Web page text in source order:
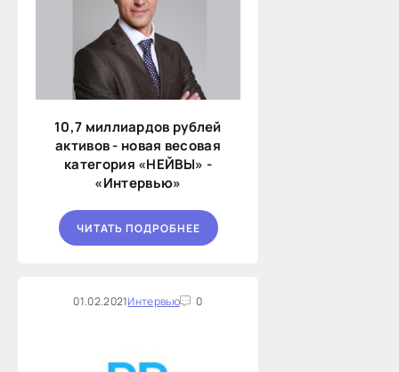
10,7 миллиардов рублей
активов - новая весовая
категория «НЕЙВЫ» -
«Интервью»
ЧИТАТЬ ПОДРОБНЕЕ
01.02.2021Интервью 0